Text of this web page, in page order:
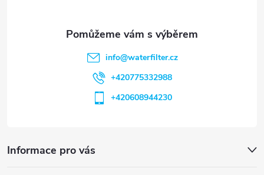
Informace pro vás
info@waterfilter.cz
+420775332988
+420608944230